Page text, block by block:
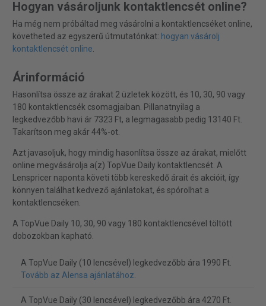
Hogyan vásároljunk kontaktlencsét online?
Ha még nem próbáltad meg vásárolni a kontaktlencséket online,
követheted az egyszerű útmutatónkat: hogyan vásárolj
kontaktlencsét online.
Árinformáció
Hasonlítsa össze az árakat 2 üzletek között, és 10, 30, 90 vagy
180 kontaktlencsék csomagjaiban. Pillanatnyilag a
legkedvezőbb havi ár 7323 Ft, a legmagasabb pedig 13140 Ft.
Takarítson meg akár 44%-ot.
Azt javasoljuk, hogy mindig hasonlítsa össze az árakat, mielőtt
online megvásárolja a(z) TopVue Daily kontaktlencsét. A
Lenspricer naponta követi több kereskedő árait és akcióit, így
könnyen találhat kedvező ajánlatokat, és spórolhat a
kontaktlencséken.
A TopVue Daily 10, 30, 90 vagy 180 kontaktlencsével töltött
dobozokban kapható.
A TopVue Daily (10 lencsével) legkedvezőbb ára 1990 Ft.
Tovább az Alensa ajánlatához.
A TopVue Daily (30 lencsével) legkedvezőbb ára 4270 Ft.